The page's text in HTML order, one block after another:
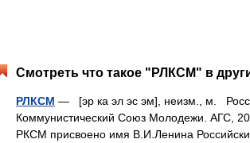
Смотреть что такое "РЛКСМ" в
РЛКСМ — [эр ка эл эс эм], неизм., м.
Коммунистический Союз Молодежи. АГС,
РКСМ присвоено имя В.И.Ленина